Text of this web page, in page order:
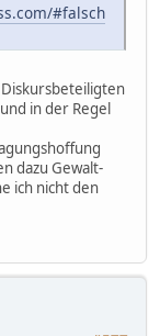
#falsch
Diskursbeteiligten
in der Regel
dazu Gewalt-
ich nicht den